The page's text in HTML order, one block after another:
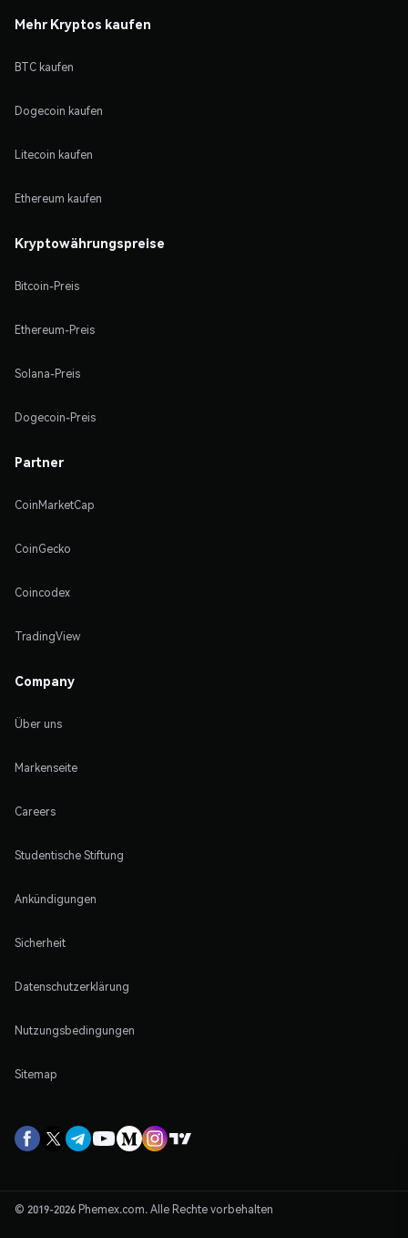
Mehr Kryptos kaufen
BTC kaufen
Dogecoin kaufen
Litecoin kaufen
Ethereum kaufen
Kryptowährungspreise
Bitcoin-Preis
Ethereum-Preis
Solana-Preis
Dogecoin-Preis
Partner
CoinMarketCap
CoinGecko
Coincodex
TradingView
Company
Über uns
Markenseite
Careers
Studentische Stiftung
Ankündigungen
Sicherheit
Datenschutzerklärung
Nutzungsbedingungen
Sitemap
© 2019-2026 Phemex.com. Alle Rechte vorbehalten